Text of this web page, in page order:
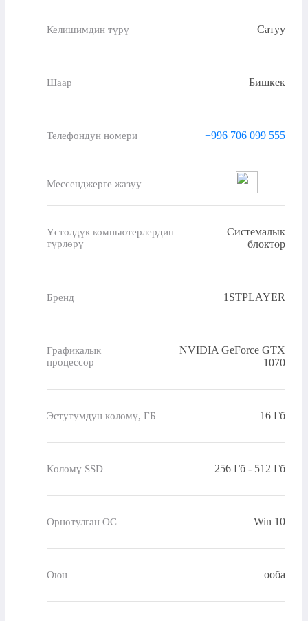
Келишимдин түрү Сатуу
Шаар Бишкек
Телефондун номери +996 706 099 555
Мессенджерге жазуу
Үстөлдүк компьютерлердин
түрлөрү
Системалык
блоктор
Бренд 1STPLAYER
Графикалык
процессор
NVIDIA GeForce GTX
1070
Эстутумдун көлөмү, ГБ 16 Гб
Көлөмү SSD 256 Гб - 512 Гб
Орнотулган ОС Win 10
Оюн ооба